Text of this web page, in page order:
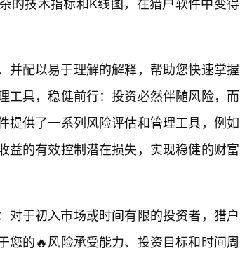
并配以易于理解的解释，帮助您快速掌握
工具，稳健前行：投资必然伴随风险，而
提供了一系列风险评估和管理工具，例如
益的有效控制潜在损失，实现稳健的财富
对于初入市场或时间有限的投资者，猎户
您的🔥风险承受能力、投资目标和时间周